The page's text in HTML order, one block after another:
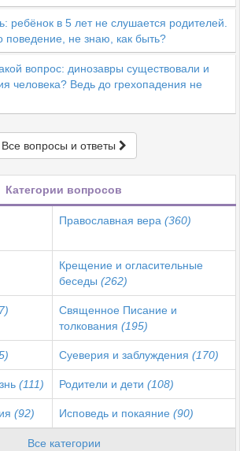
ребёнок в 5 лет не слушается родителей.
поведение, не знаю, как быть?
вопрос: динозавры существовали и
человека? Ведь до грехопадения не
Все вопросы и ответы
Категории вопросов
Православная вера (360)
Крещение и огласительные
беседы (262)
Священное Писание и
толкования (195)
Суеверия и заблуждения (170)
(111) Родители и дети (108)
(92) Исповедь и покаяние (90)
Все категории